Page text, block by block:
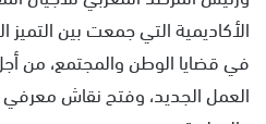
الأكاديمية التي جمعت بين
في قضايا الوطن والمجتمع، من
العمل الجديد، وفتح نقاش معرفي